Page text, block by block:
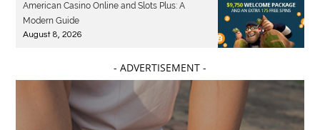
American Casino Online and Slots Plus: A
Modern Guide
August 8, 2026
- ADVERTISEMENT -